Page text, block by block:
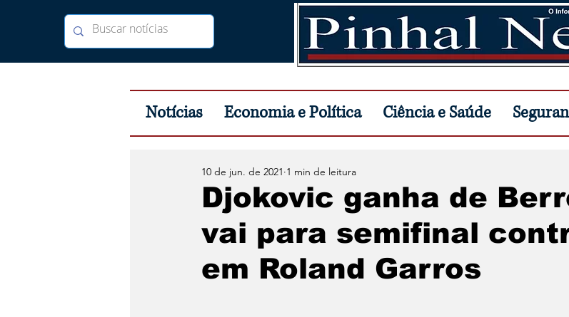
Notícias Economia e Política Ciência e Saúde
Djokovic ganha de
vai para semifinal
em Roland Garros
10 de jun. de 2021 1 min de leitura